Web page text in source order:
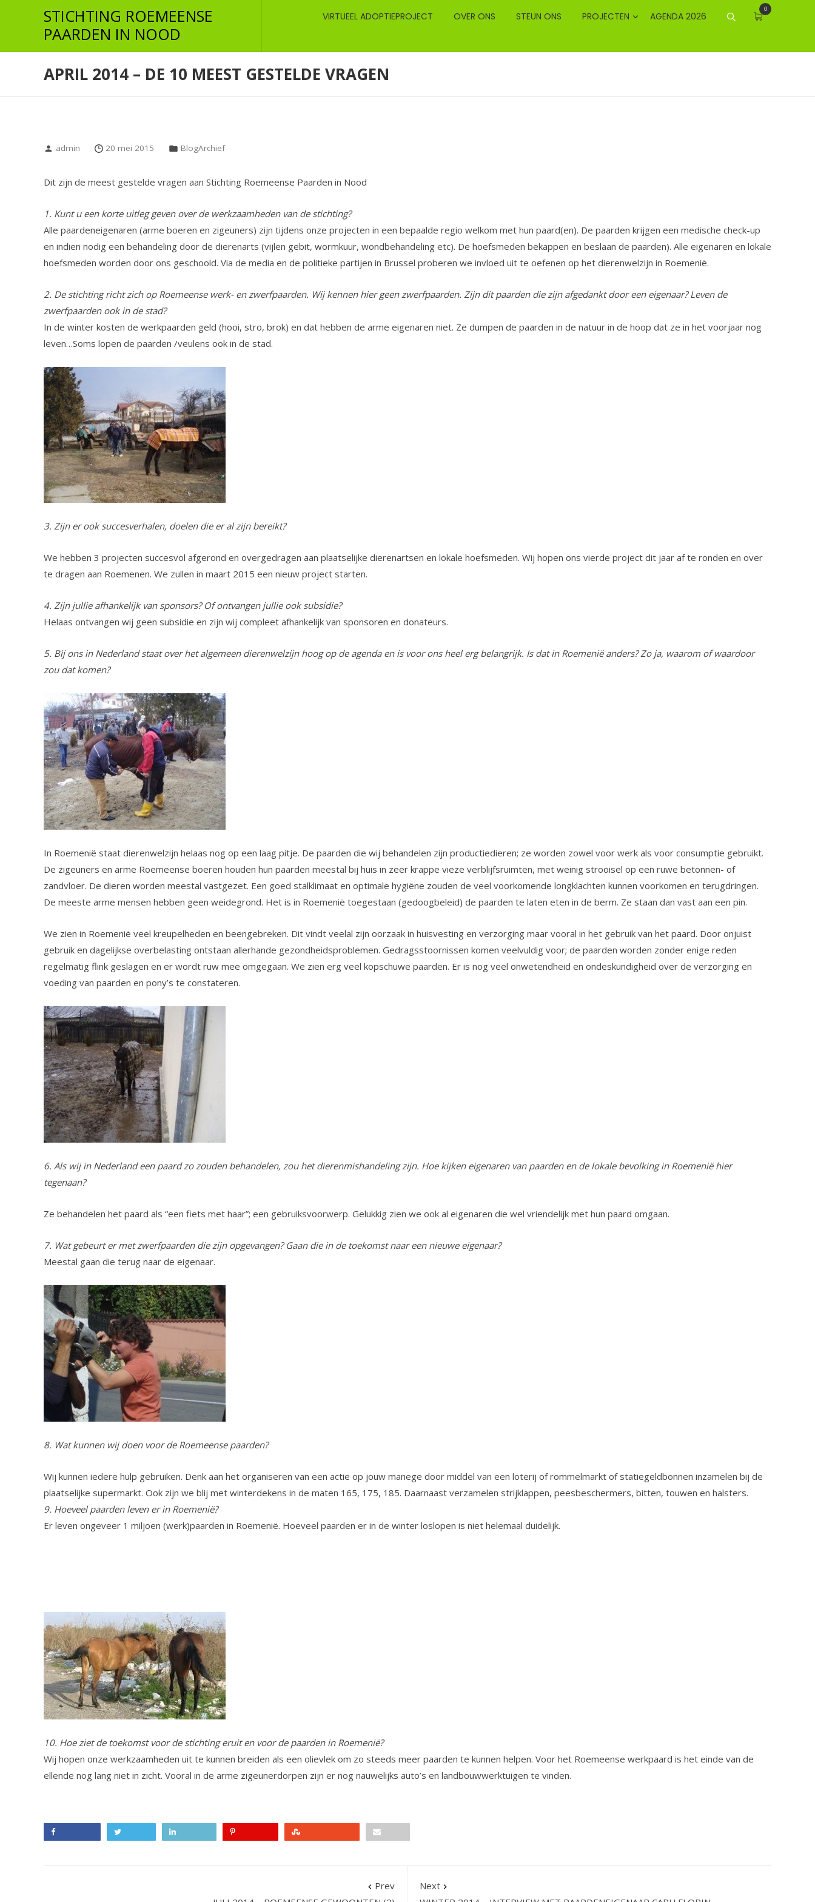
STICHTING ROEMEENSE
PAARDEN IN NOOD
VIRTUEEL ADOPTIEPROJECT OVER ONS STEUN ONS PROJECTEN AGENDA 2026
0
APRIL 2014 – DE 10 MEEST GESTELDE VRAGEN
admin 20 mei 2015 BlogArchief
Dit zijn de meest gestelde vragen aan Stichting Roemeense Paarden in Nood
1. Kunt u een korte uitleg geven over de werkzaamheden van de stichting?
Alle paardeneigenaren (arme boeren en zigeuners) zijn tijdens onze projecten in een bepaalde regio welkom met hun paard(en). De paarden krijgen een medische check-up
en indien nodig een behandeling door de dierenarts (vijlen gebit, wormkuur, wondbehandeling etc). De hoefsmeden bekappen en beslaan de paarden). Alle eigenaren en lokale
hoefsmeden worden door ons geschoold. Via de media en de politieke partijen in Brussel proberen we invloed uit te oefenen op het dierenwelzijn in Roemenië.
2. De stichting richt zich op Roemeense werk- en zwerfpaarden. Wij kennen hier geen zwerfpaarden. Zijn dit paarden die zijn afgedankt door een eigenaar? Leven de
zwerfpaarden ook in de stad?
In de winter kosten de werkpaarden geld (hooi, stro, brok) en dat hebben de arme eigenaren niet. Ze dumpen de paarden in de natuur in de hoop dat ze in het voorjaar nog
leven…Soms lopen de paarden /veulens ook in de stad.
3. Zijn er ook succesverhalen, doelen die er al zijn bereikt?
We hebben 3 projecten succesvol afgerond en overgedragen aan plaatselijke dierenartsen en lokale hoefsmeden. Wij hopen ons vierde project dit jaar af te ronden en over
te dragen aan Roemenen. We zullen in maart 2015 een nieuw project starten.
4. Zijn jullie afhankelijk van sponsors? Of ontvangen jullie ook subsidie?
Helaas ontvangen wij geen subsidie en zijn wij compleet afhankelijk van sponsoren en donateurs.
5. Bij ons in Nederland staat over het algemeen dierenwelzijn hoog op de agenda en is voor ons heel erg belangrijk. Is dat in Roemenië anders? Zo ja, waarom of waardoor
zou dat komen?
In Roemenië staat dierenwelzijn helaas nog op een laag pitje. De paarden die wij behandelen zijn productiedieren; ze worden zowel voor werk als voor consumptie gebruikt.
De zigeuners en arme Roemeense boeren houden hun paarden meestal bij huis in zeer krappe vieze verblijfsruimten, met weinig strooisel op een ruwe betonnen- of
zandvloer. De dieren worden meestal vastgezet. Een goed stalklimaat en optimale hygiëne zouden de veel voorkomende longklachten kunnen voorkomen en terugdringen.
De meeste arme mensen hebben geen weidegrond. Het is in Roemenië toegestaan (gedoogbeleid) de paarden te laten eten in de berm. Ze staan dan vast aan een pin.
We zien in Roemenië veel kreupelheden en beengebreken. Dit vindt veelal zijn oorzaak in huisvesting en verzorging maar vooral in het gebruik van het paard. Door onjuist
gebruik en dagelijkse overbelasting ontstaan allerhande gezondheidsproblemen. Gedragsstoornissen komen veelvuldig voor; de paarden worden zonder enige reden
regelmatig flink geslagen en er wordt ruw mee omgegaan. We zien erg veel kopschuwe paarden. Er is nog veel onwetendheid en ondeskundigheid over de verzorging en
voeding van paarden en pony’s te constateren.
6. Als wij in Nederland een paard zo zouden behandelen, zou het dierenmishandeling zijn. Hoe kijken eigenaren van paarden en de lokale bevolking in Roemenië hier
tegenaan?
Ze behandelen het paard als “een fiets met haar”; een gebruiksvoorwerp. Gelukkig zien we ook al eigenaren die wel vriendelijk met hun paard omgaan.
7. Wat gebeurt er met zwerfpaarden die zijn opgevangen? Gaan die in de toekomst naar een nieuwe eigenaar?
Meestal gaan die terug naar de eigenaar.
8. Wat kunnen wij doen voor de Roemeense paarden?
Wij kunnen iedere hulp gebruiken. Denk aan het organiseren van een actie op jouw manege door middel van een loterij of rommelmarkt of statiegeldbonnen inzamelen bij de
plaatselijke supermarkt. Ook zijn we blij met winterdekens in de maten 165, 175, 185. Daarnaast verzamelen strijklappen, peesbeschermers, bitten, touwen en halsters.
9. Hoeveel paarden leven er in Roemenië?
Er leven ongeveer 1 miljoen (werk)paarden in Roemenië. Hoeveel paarden er in de winter loslopen is niet helemaal duidelijk.
10. Hoe ziet de toekomst voor de stichting eruit en voor de paarden in Roemenië?
Wij hopen onze werkzaamheden uit te kunnen breiden als een olievlek om zo steeds meer paarden te kunnen helpen. Voor het Roemeense werkpaard is het einde van de
ellende nog lang niet in zicht. Vooral in de arme zigeunerdorpen zijn er nog nauwelijks auto’s en landbouwwerktuigen te vinden.
Prev
Next